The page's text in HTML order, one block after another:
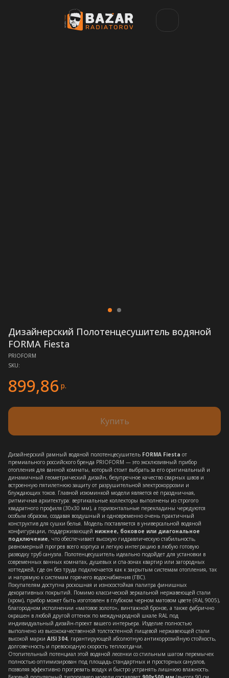
Дизайнерский Полотенцесушитель водяной
FORMA Fiesta
PRIOFORM
SKU:
899,86 р.
Купить
Дизайнерский рамный водяной полотенцесушитель FORMA Fiesta от
премиального российского бренда PRIOFORM — это эксклюзивный прибор
отопления для ванной комнаты, который стоит выбрать за его оригинальный и
динамичный геометрический дизайн, безупречное качество сварных швов и
встроенную пятилетнюю защиту от разрушительной электрокоррозии и
блуждающих токов. Главной изюминкой модели является её праздничная,
ритмичная архитектура: вертикальные коллекторы выполнены из строгого
квадратного профиля (30х30 мм), а горизонтальные перекладины чередуются
особым образом, создавая воздушный и одновременно очень практичный
конструктив для сушки белья. Модель поставляется в универсальной водяной
конфигурации, поддерживающей нижнее, боковое или диагональное
подключение, что обеспечивает высокую гидравлическую стабильность,
равномерный прогрев всего корпуса и легкую интеграцию в любую готовую
разводку труб санузла. Полотенцесушитель идеально подойдет для установки в
современных ванных комнатах, душевых и спа-зонах квартир или загородных
коттеджей, где он без труда подключается как к закрытым системам отопления, так
и напрямую к системам горячего водоснабжения (ГВС).
Покупателям доступна роскошная и износостойкая палитра финишных
декоративных покрытий. Помимо классической зеркальной нержавеющей стали
(хром), прибор может быть изготовлен в глубоком черном матовом цвете (RAL 9005),
благородном исполнении «матовое золото», винтажной бронзе, а также фабрично
окрашен в любой другой оттенок по международной шкале RAL под
индивидуальный дизайн-проект вашего интерьера. Изделие полностью
выполнено из высококачественной толстостенной пищевой нержавеющей стали
высокой марки AISI 304, гарантирующей абсолютную антикоррозийную стойкость,
долговечность и превосходную скорость теплоотдачи.
Отопительный потенциал этой водяной лесенки со стильным шагом перемычек
полностью оптимизирован под площадь стандартных и просторных санузлов,
позволяя эффективно прогревать воздух и быстро устранять лишнюю влажность.